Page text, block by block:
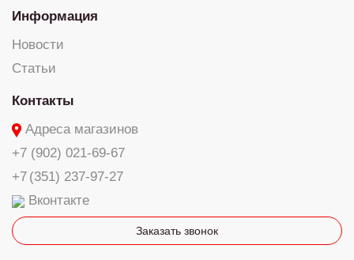
Информация
Новости
Статьи
Контакты
Адреса магазинов
+7 (902) 021-69-67
+7 (351) 237-97-27
Вконтакте
Заказать звонок